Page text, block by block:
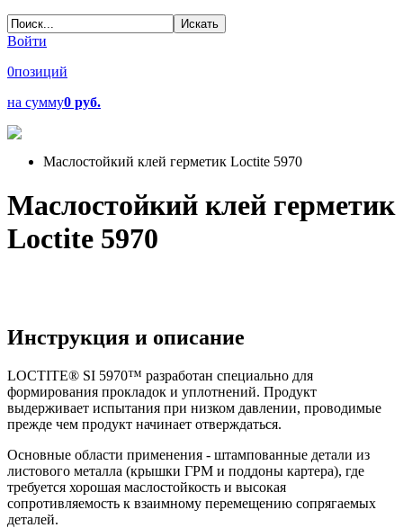
Войти
0позиций
на сумму0 руб.
Маслостойкий клей герметик Loctite 5970
Маслостойкий клей герметик
Loctite 5970
Инструкция и описание
LOCTITE® SI 5970™ разработан специально для
формирования прокладок и уплотнений. Продукт
выдерживает испытания при низком давлении, проводимые
прежде чем продукт начинает отверждаться.
Основные области применения - штампованные детали из
листового металла (крышки ГРМ и поддоны картера), где
требуется хорошая маслостойкость и высокая
сопротивляемость к взаимному перемещению сопрягаемых
деталей.